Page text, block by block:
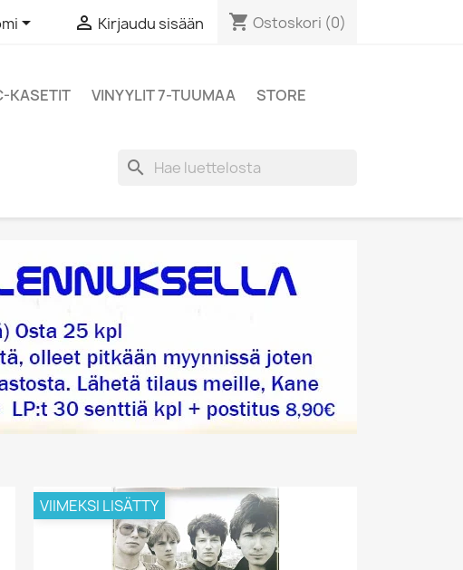
  Kirjaudu sisään shopping_cart Ostoskori (0)
KASETIT VINYYLIT 7-TUUMAA
STORE
search
VIIMEKSI LISÄTTY